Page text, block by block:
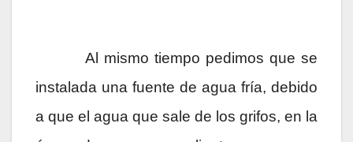
Al mismo tiempo pedimos que se
instalada una fuente de agua fría, debido
a que el agua que sale de los grifos, en la